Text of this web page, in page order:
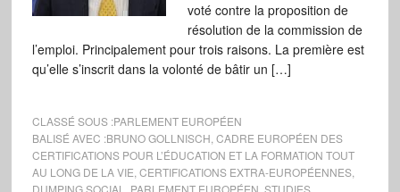
voté contre la proposition de
résolution de la commission de
l’emploi. Principalement pour trois raisons. La première est
qu’elle s’inscrit dans la volonté de bâtir un […]
CLASSÉ SOUS :PARLEMENT EUROPÉEN
BALISÉ AVEC :BRUNO GOLLNISCH CADRE EUROPÉEN DES
CERTIFICATIONS POUR L’ÉDUCATION ET LA FORMATION TOUT
AU LONG DE LA VIE CERTIFICATIONS EXTRA-EUROPÉENNES,
DUMPING SOCIAL
PARLEMENT EUROPÉEN STUDIES